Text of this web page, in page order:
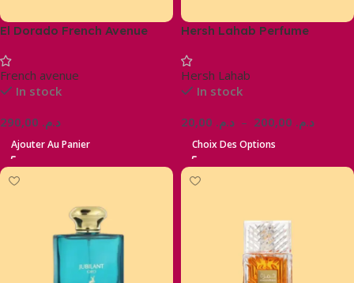
El Dorado French Avenue
French avenue
In stock
د.م.
Ajouter Au Panier
Hersh Lahab Perfume
Hersh Lahab
In stock
د.م. – د.م.
Choix Des Options